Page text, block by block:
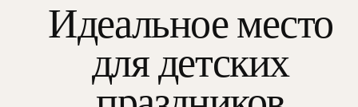
Идеальное место
для детских